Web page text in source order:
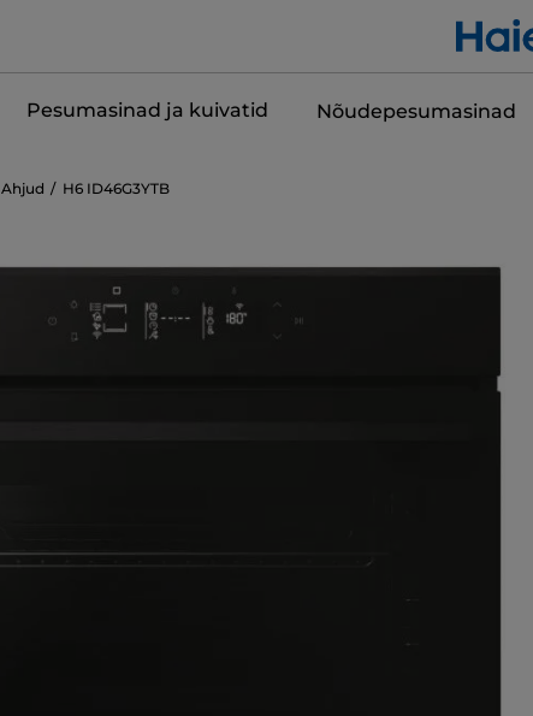
Pesumasinad ja kuivatid Nõudepesumasinad
Ahjud H6 ID46G3YTB